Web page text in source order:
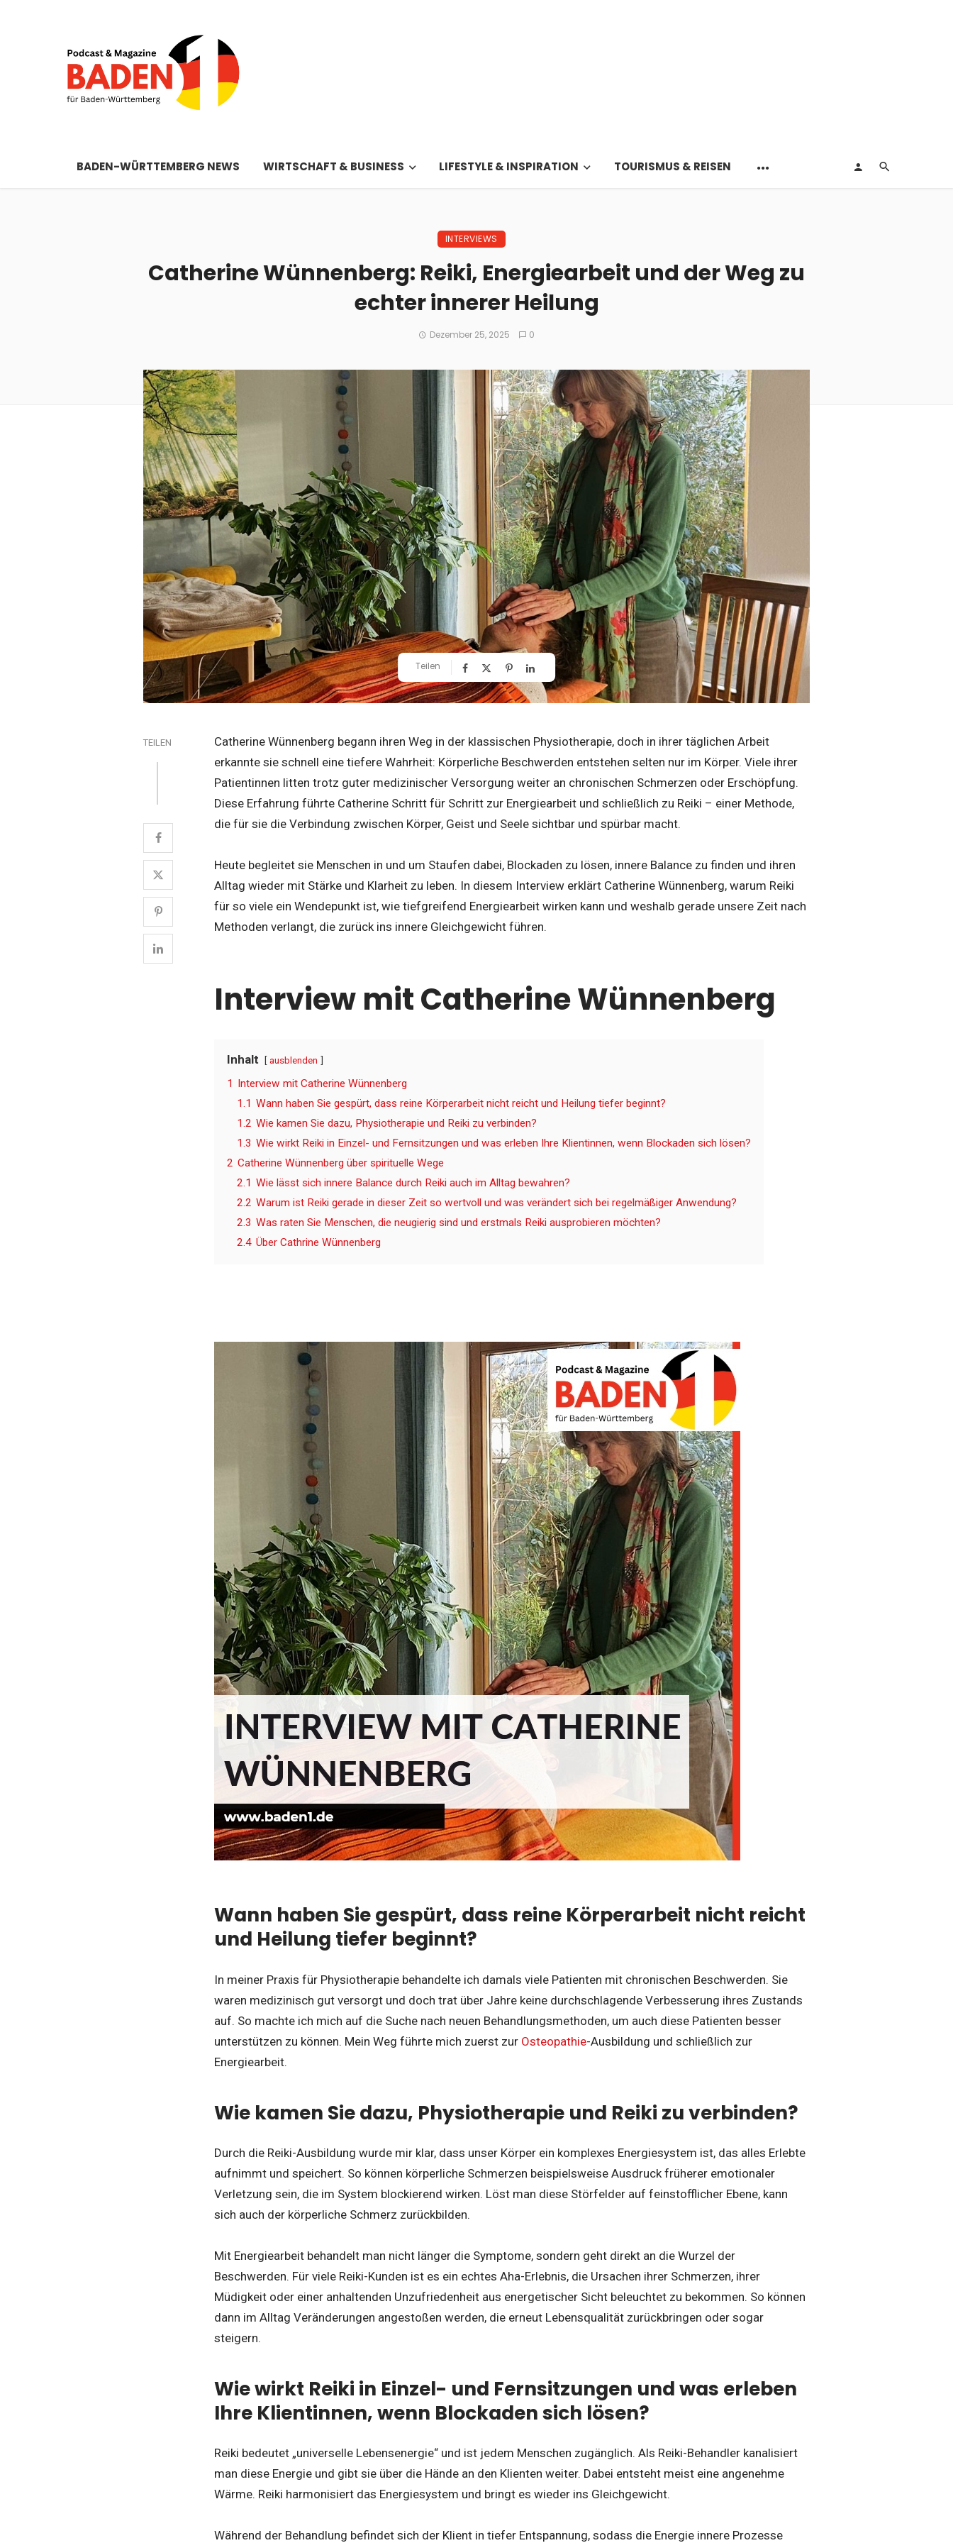
BADEN-WÜRTTEMBERG NEWS WIRTSCHAFT & BUSINESS LIFESTYLE & INSPIRATION TOURISMUS & REISEN
INTERVIEWS
Catherine Wünnenberg: Reiki, Energiearbeit und der Weg zu
echter innerer Heilung
Dezember 25, 2025 0
Teilen
TEILEN
Catherine Wünnenberg begann ihren Weg in der klassischen Physiotherapie, doch in ihrer täglichen Arbeit
erkannte sie schnell eine tiefere Wahrheit: Körperliche Beschwerden entstehen selten nur im Körper. Viele ihrer
Patientinnen litten trotz guter medizinischer Versorgung weiter an chronischen Schmerzen oder Erschöpfung.
Diese Erfahrung führte Catherine Schritt für Schritt zur Energiearbeit und schließlich zu Reiki – einer Methode,
die für sie die Verbindung zwischen Körper, Geist und Seele sichtbar und spürbar macht.
Heute begleitet sie Menschen in und um Staufen dabei, Blockaden zu lösen, innere Balance zu finden und ihren
Alltag wieder mit Stärke und Klarheit zu leben. In diesem Interview erklärt Catherine Wünnenberg, warum Reiki
für so viele ein Wendepunkt ist, wie tiefgreifend Energiearbeit wirken kann und weshalb gerade unsere Zeit nach
Methoden verlangt, die zurück ins innere Gleichgewicht führen.
Interview mit Catherine Wünnenberg
Inhalt ausblenden
1 Interview mit Catherine Wünnenberg
1.1 Wann haben Sie gespürt, dass reine Körperarbeit nicht reicht und Heilung tiefer beginnt?
1.2 Wie kamen Sie dazu, Physiotherapie und Reiki zu verbinden?
1.3 Wie wirkt Reiki in Einzel- und Fernsitzungen und was erleben Ihre Klientinnen, wenn Blockaden sich lösen?
2 Catherine Wünnenberg über spirituelle Wege
2.1 Wie lässt sich innere Balance durch Reiki auch im Alltag bewahren?
2.2 Warum ist Reiki gerade in dieser Zeit so wertvoll und was verändert sich bei regelmäßiger Anwendung?
2.3 Was raten Sie Menschen, die neugierig sind und erstmals Reiki ausprobieren möchten?
2.4 Über Cathrine Wünnenberg
Wann haben Sie gespürt, dass reine Körperarbeit nicht reicht
und Heilung tiefer beginnt?
In meiner Praxis für Physiotherapie behandelte ich damals viele Patienten mit chronischen Beschwerden. Sie
waren medizinisch gut versorgt und doch trat über Jahre keine durchschlagende Verbesserung ihres Zustands
auf. So machte ich mich auf die Suche nach neuen Behandlungsmethoden, um auch diese Patienten besser
unterstützen zu können. Mein Weg führte mich zuerst zur Osteopathie-Ausbildung und schließlich zur
Energiearbeit.
Wie kamen Sie dazu, Physiotherapie und Reiki zu verbinden?
Durch die Reiki-Ausbildung wurde mir klar, dass unser Körper ein komplexes Energiesystem ist, das alles Erlebte
aufnimmt und speichert. So können körperliche Schmerzen beispielsweise Ausdruck früherer emotionaler
Verletzung sein, die im System blockierend wirken. Löst man diese Störfelder auf feinstofflicher Ebene, kann
sich auch der körperliche Schmerz zurückbilden.
Mit Energiearbeit behandelt man nicht länger die Symptome, sondern geht direkt an die Wurzel der
Beschwerden. Für viele Reiki-Kunden ist es ein echtes Aha-Erlebnis, die Ursachen ihrer Schmerzen, ihrer
Müdigkeit oder einer anhaltenden Unzufriedenheit aus energetischer Sicht beleuchtet zu bekommen. So können
dann im Alltag Veränderungen angestoßen werden, die erneut Lebensqualität zurückbringen oder sogar
steigern.
Wie wirkt Reiki in Einzel- und Fernsitzungen und was erleben
Ihre Klientinnen, wenn Blockaden sich lösen?
Reiki bedeutet „universelle Lebensenergie“ und ist jedem Menschen zugänglich. Als Reiki-Behandler kanalisiert
man diese Energie und gibt sie über die Hände an den Klienten weiter. Dabei entsteht meist eine angenehme
Wärme. Reiki harmonisiert das Energiesystem und bringt es wieder ins Gleichgewicht.
Während der Behandlung befindet sich der Klient in tiefer Entspannung, sodass die Energie innere Prozesse